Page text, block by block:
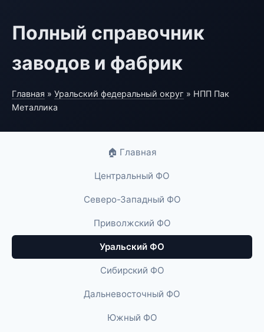
Полный справочник
заводов и фабрик
Главная » Уральский федеральный округ » НПП Пак
Металлика
🏠 Главная
Центральный ФО
Северо-Западный ФО
Приволжский ФО
Уральский ФО
Сибирский ФО
Дальневосточный ФО
Южный ФО